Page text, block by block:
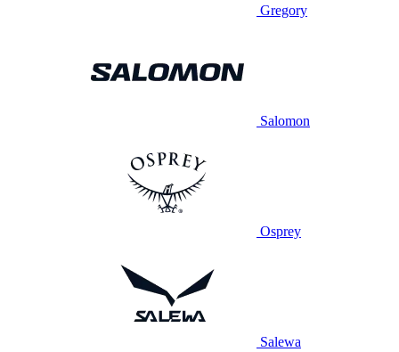
Gregory
Salomon
Osprey
Salewa